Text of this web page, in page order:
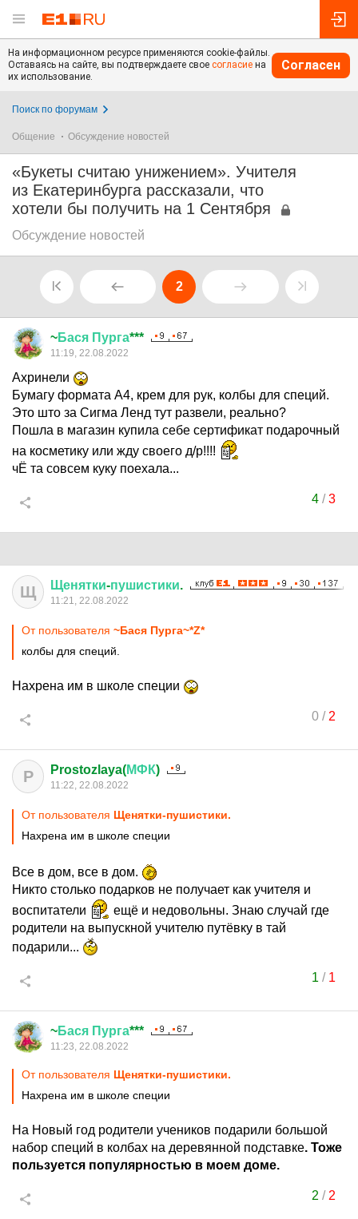
На информационном ресурсе применяются cookie-файлы.
Оставаясь на сайте, вы подтверждаете свое согласие на
их использование.
Согласен
Поиск по форумам
Общение Обсуждение новостей
«Букеты считаю унижением». Учителя
из Екатеринбурга рассказали, что
хотели бы получить на 1 Сентября
Обсуждение новостей
2
~Бася Пурга***
11:19, 22.08.2022
Ахринели
Бумагу формата А4, крем для рук, колбы для специй.
Это што за Сигма Ленд тут развели, реально?
Пошла в магазин купила себе сертификат подарочный
на косметику или жду своего д/р!!!!
чЁ та совсем куку поехала...
4/3
Щ Щенятки-пушистики.
11:21, 22.08.2022
От пользователя ~Бася Пурга~*Z*
колбы для специй.
Нахрена им в школе специи
0/ 2
P Prostozlaya(МФК)
11:22, 22.08.2022
От пользователя Щенятки-пушистики.
Нахрена им в школе специи
Все в дом, все в дом.
Никто столько подарков не получает как учителя и
воспитатели
ещё и недовольны. Знаю случай где
родители на выпускной учителю путёвку в тай
подарили...
1 / 1
~Бася Пурга***
11:23, 22.08.2022
От пользователя Щенятки-пушистики.
Нахрена им в школе специи
На Новый год родители учеников подарили большой
набор специй в колбах на деревянной подставке. Тоже
пользуется популярностью в моем доме.
2 / 2